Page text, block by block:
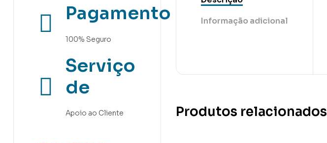
Informação adicional
Produtos relacionados
Pagamento
100% Seguro
Serviço
de
Apoio ao Cliente